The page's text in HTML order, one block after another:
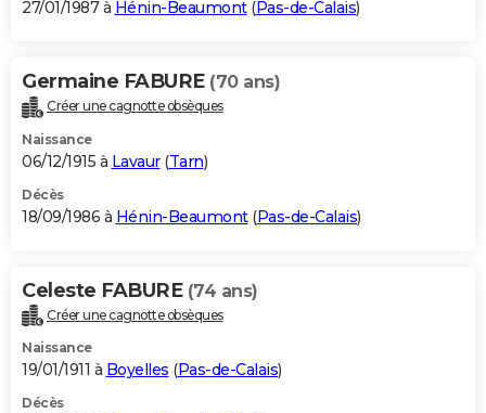
27/01/1987 à Hénin-Beaumont(Pas-de-Calais)
Germaine FABURE (70 ans)
Créer une cagnotte obsèques
Naissance
06/12/1915 à Lavaur(Tarn)
Décès
18/09/1986 à Hénin-Beaumont(Pas-de-Calais)
Celeste FABURE (74 ans)
Créer une cagnotte obsèques
Naissance
19/01/1911 à Boyelles (Pas-de-Calais)
Décès